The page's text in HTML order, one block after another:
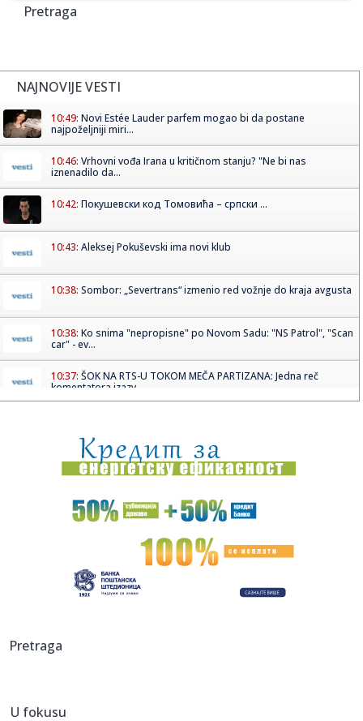
Pretraga
NAJNOVIJE VESTI
10:49: Novi Estée Lauder parfem mogao bi da postane
najpoželjniji miri...
10:46: Vrhovni vođa Irana u kritičnom stanju? "Ne bi nas
iznenadilo da...
10:42: Покушевски код Томовића – српски ...
10:43: Aleksej Pokuševski ima novi klub
10:38: Sombor: „Severtrans“ izmenio red vožnje do kraja avgusta
10:38: Ko snima "nepropisne" po Novom Sadu: "NS Patrol", "Scan
car" - ev...
10:37: ŠOK NA RTS-U TOKOM MEČA PARTIZANA: Jedna reč
komentatora izazv...
10:36:Vlahović nije nervozan – tvrde Italijani
10:31:Део Сремских Карловаца данас без ...
Potvrđeno: Stiže novi Audi Q8, poznati i prvi detalji
10:33:U Nemačkoj cene nekretnina stagniraju od početka godine
Pretraga
U fokusu